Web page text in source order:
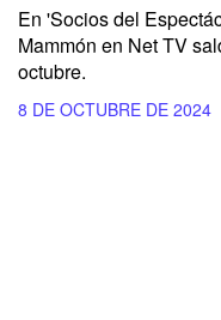
En 'Socios del
Mammón en Net TV
octubre.
8 DE OCTUBRE DE 2024